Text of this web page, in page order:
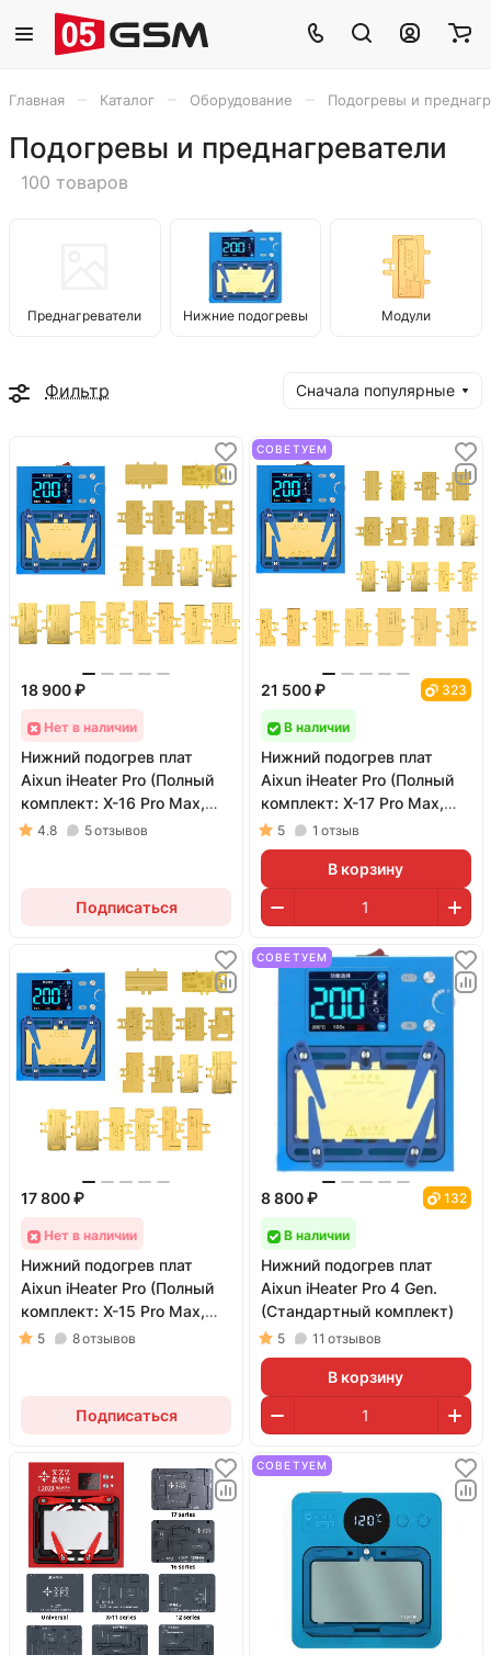
Главная Каталог Оборудование Подогревы и
Подогревы и преднагреватели
100 товаров
Преднагреватели Нижние подогревы Модули
Фильтр Сначала популярные
18 900 ₽
Нет в наличии
Нижний подогрев плат
Aixun iHeater Pro (Полный
комплект: X-16 Pro Max,
Universal, камеры и рамки)
4.8 5отзывов
Подписаться
СОВЕТУЕМ
21 500 ₽ 323
В наличии
Нижний подогрев плат
Aixun iHeater Pro (Полный
комплект: X-17 Pro Max,
Universal, камеры и рамки)
5 1 отзыв
В корзину
17 800 ₽
Нет в наличии
Нижний подогрев плат
Aixun iHeater Pro (Полный
комплект: X-15 Pro Max,
Universal, камеры и рамки)
5 8отзывов
Подписаться
СОВЕТУЕМ
8 800 ₽ 132
В наличии
Нижний подогрев плат
Aixun iHeater Pro 4 Gen.
(Стандартный комплект)
5 11 отзывов
В корзину
СОВЕТУЕМ